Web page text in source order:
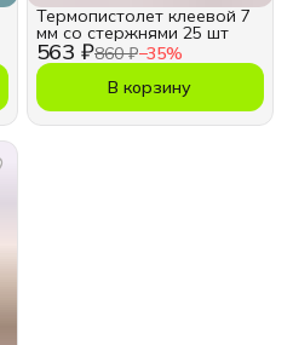
563 ₽860 ₽−35%
Термопистолет клеевой 7
мм со стержнями 25 шт
В корзину